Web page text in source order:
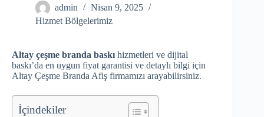
admin
Nisan 9, 2025
Hizmet Bölgelerimiz
Altay çeşme branda baskı hizmetleri ve dijital
baskı’da en uygun fiyat garantisi ve detaylı bilgi için
Altay Çeşme Branda Afiş firmamızı arayabilirsiniz.
İçindekiler